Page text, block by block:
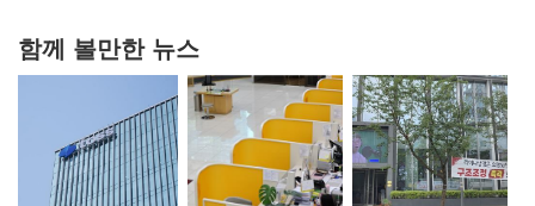
함께 볼만한 뉴스